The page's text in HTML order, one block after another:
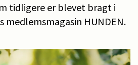
tidligere er blevet bragt i
medlemsmagasin HUNDEN.